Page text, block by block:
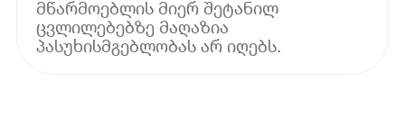
მწარმოებლის მიერ შეტანილ
ცვლილებებზე მაღაზია
პასუხისმგებლობას არ იღებს.